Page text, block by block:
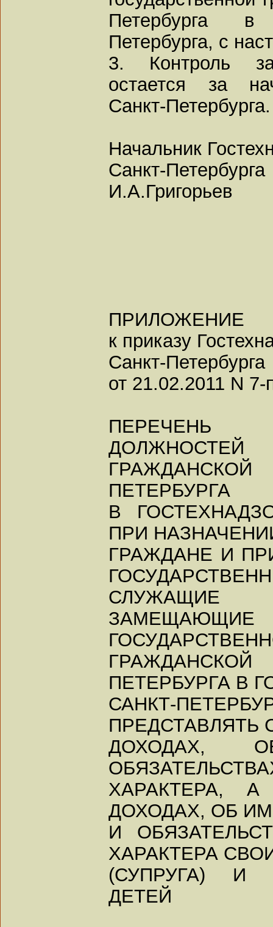
Петербурга в
Петербурга, с
3. Контроль
остается за
Санкт-Петербурга.
Начальник
Санкт-Петербурга
И.А.Григорьев
ПРИЛОЖЕНИЕ
к приказу
Санкт-Петербурга
от 21.02.2011 N 7-
ПЕРЕЧЕНЬ
ПЕТЕРБУРГА
В
ПРИ
ГРАЖДАНЕ И
СЛУЖАЩИЕ
ПЕТЕРБУРГА В
САНКТ-
ПРЕДСТАВЛЯТЬ
ДОХОДАХ,
ХАРАКТЕРА,
ДОХОДАХ, ОБ
И
ХАРАКТЕРА
(СУПРУГА) И
ДЕТЕЙ